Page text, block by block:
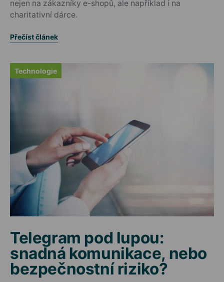
nejen na zákazníky e-shopů, ale například i na
charitativní dárce.
Přečíst článek
Technologie
Telegram pod lupou:
snadná komunikace, nebo
bezpečnostní riziko?